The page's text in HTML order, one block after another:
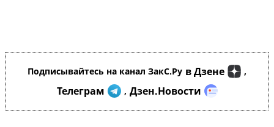
Подписывайтесь на канал ЗакС.Ру в Дзене ,
Телеграм , Дзен.Новости